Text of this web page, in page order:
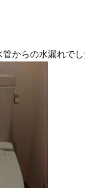
からの水漏れでし